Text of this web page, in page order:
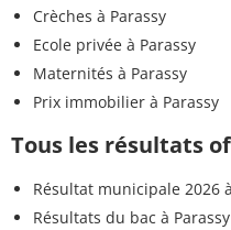
Crèches à Parassy
Ecole privée à Parassy
Maternités à Parassy
Prix immobilier à Parassy
Tous les résultats
Résultat municipale 2026
Résultats du bac à Parassy